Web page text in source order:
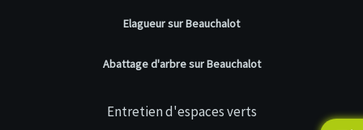
Elagueur sur Beauchalot
Abattage d'arbre sur Beauchalot
Entretien d'espaces verts